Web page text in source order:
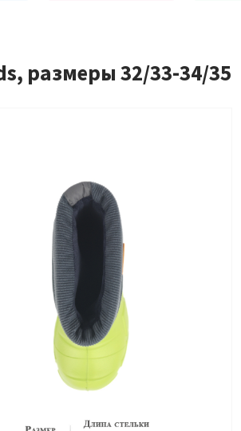
размеры 32/33-34/35